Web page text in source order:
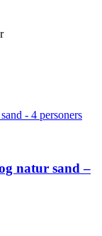
natur sand –